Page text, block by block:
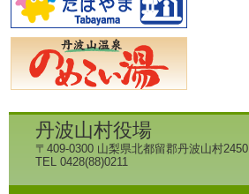
丹波山村役場
〒409-0300 山梨県北都留郡丹波山村2450
TEL 0428(88)0211